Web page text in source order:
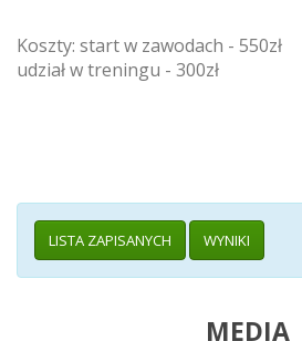
Koszty: start w zawodach - 550zł
udział w treningu - 300zł
LISTA ZAPISANYCH WYNIKI
MEDIA